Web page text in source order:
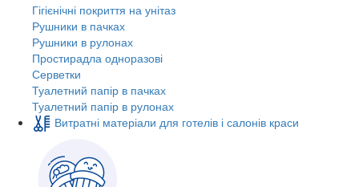
Гігієнічні покриття на унітаз
Рушники в пачках
Рушники в рулонах
Простирадла одноразові
Серветки
Туалетний папір в пачках
Туалетний папір в рулонах
Витратні матеріали для готелів і салонів краси